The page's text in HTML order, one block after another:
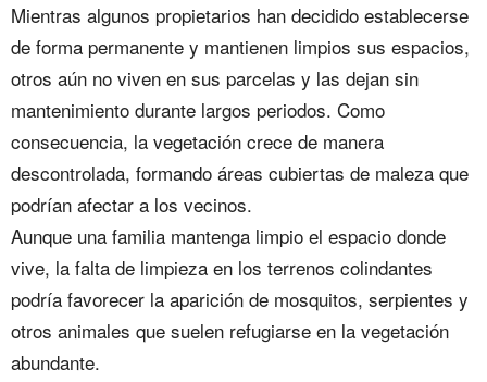
Mientras algunos propietarios han decidido establecerse
de forma permanente y mantienen limpios sus espacios,
otros aún no viven en sus parcelas y las dejan sin
mantenimiento durante largos periodos. Como
consecuencia, la vegetación crece de manera
descontrolada, formando áreas cubiertas de maleza que
podrían afectar a los vecinos.
Aunque una familia mantenga limpio el espacio donde
vive, la falta de limpieza en los terrenos colindantes
podría favorecer la aparición de mosquitos, serpientes y
otros animales que suelen refugiarse en la vegetación
abundante.